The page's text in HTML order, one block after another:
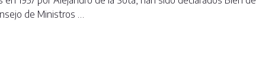
de Ministros …